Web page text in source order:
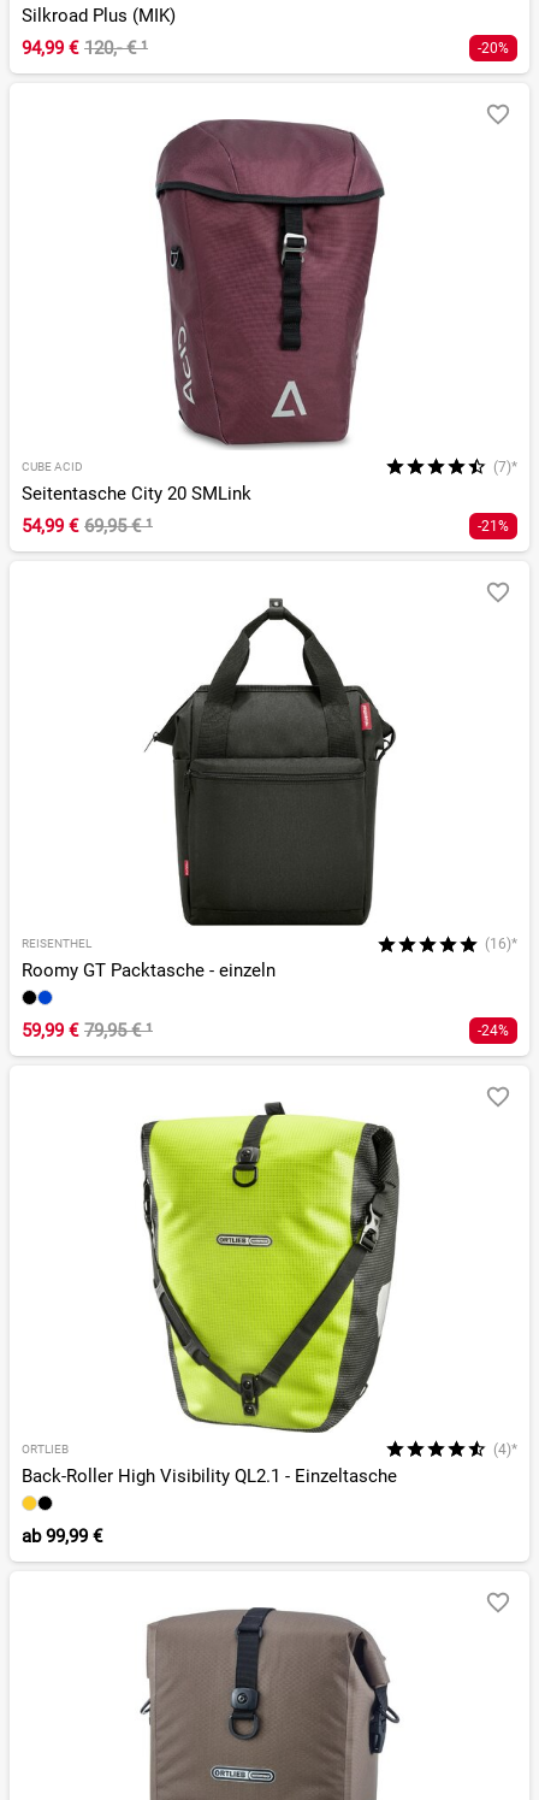
Silkroad Plus (MIK)
94,99 € 120,- €¹ -20%
CUBE ACID (7)*
Seitentasche City 20 SMLink
54,99 € 69,95 €¹ -21%
REISENTHEL (16)*
Roomy GT Packtasche - einzeln
59,99 € 79,95 €¹ -24%
ORTLIEB (4)*
Back-Roller High Visibility QL2.1 - Einzeltasche
ab99,99 €